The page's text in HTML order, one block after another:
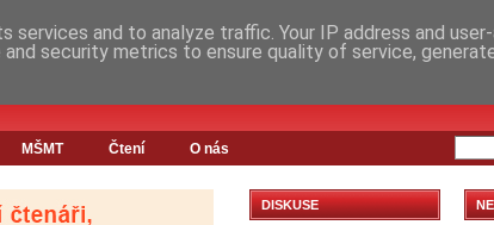
MŠMT Čtení O nás
DISKUSE
and to analyze traffic. Your IP address and
security metrics to ensure quality of service,